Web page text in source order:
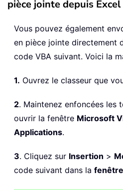
pièce jointe depuis
Vous pouvez également
en pièce jointe directement
code VBA suivant. Voici la
1. Ouvrez le classeur que
2. Maintenez enfoncées les
ouvrir la fenêtre Microsoft
Applications.
3. Cliquez sur Insertion >
code suivant dans la